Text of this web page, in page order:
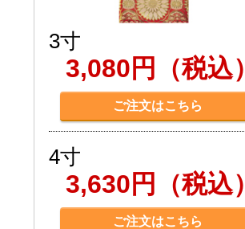
3寸
3,080円（税込）
ご注文はこちら
4寸
3,630円（税込）
ご注文はこちら